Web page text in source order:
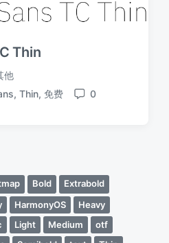
Thin
他
, Thin, 免费
评
0
Bold
Extrabold
HarmonyOS
Heavy
Light Medium
otf